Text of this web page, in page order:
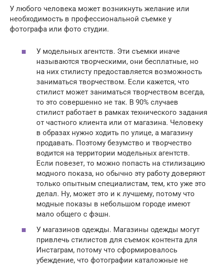
У любого человека может возникнуть желание или
необходимость в профессиональной съемке у
фотографа или фото студии.
У модельных агентств. Эти съемки иначе
называются творческими, они бесплатные, но
на них стилисту предоставляется возможность
заниматься творчеством. Если кажется, что
стилист может заниматься творчеством всегда,
то это совершенно не так. В 90% случаев
стилист работает в рамках технического задания
от частного клиента или от магазина. Человеку
в образах нужно ходить по улице, а магазину
продавать. Поэтому безумство и творчество
водится на территории модельных агентств.
Если повезет, то можно попасть на стилизацию
модного показа, но обычно эту работу доверяют
только опытным специалистам, тем, кто уже это
делал. Ну, может это и к лучшему, потому что
модные показы в небольшом городе имеют
мало общего с фэшн.
У магазинов одежды. Магазины одежды могут
привлечь стилистов для съемок контента для
Инстаграм, потому что сформировалось
убеждение, что фотографии каталожные не